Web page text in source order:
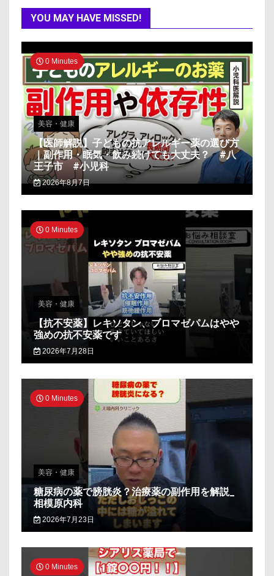
YOU MAY HAVE MISSED!
0 Minutes
美容・健康
【医師解説】子どもの抗アレルギー薬の選び方
｜副作用・眠気・飲み続けても大丈夫？ #八
王子市 #小児科
2026年8月7日
0 Minutes
美容・健康
【抗不安薬】レキソタン、ブロマゼパムはやや
強めの抗不安薬です
2026年7月28日
0 Minutes
美容・健康
糖尿病の薬で膀胱炎？治療薬の副作用を解説_
相模原内科
2026年7月23日
0 Minutes